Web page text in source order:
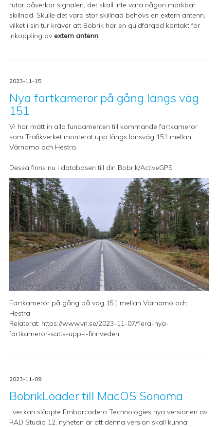
rutor påverkar signalen, det skall inte vara någon märkbar
skillnad. Skulle det vara stor skillnad behövs en extern antenn,
vilket i sin tur kräver att Bobrik har en guldfärgad kontakt för
inkoppling avextern antenn.
2023-11-15
Nya fartkameror på gång längs väg
151
Vi har mätt in alla fundamenten till kommande fartkameror
som Trafikverket monterat upp längs länsväg 151 mellan
Värnamo och Hestra.
Dessa finns nu i databasen till din Bobrik/ActiveGPS
Fartkameror på gång på väg 151 mellan Värnamo och
Hestra
Relaterat: https://www.vn.se/2023-11-07/flera-nya-
fartkameror-satts-upp-i-finnveden
2023-11-09
BobrikLoader till MacOS Sonoma
I veckan släppte Embarcadero Technologies nya versionen av
RAD Studio 12, nyheten är att denna version skall kunna